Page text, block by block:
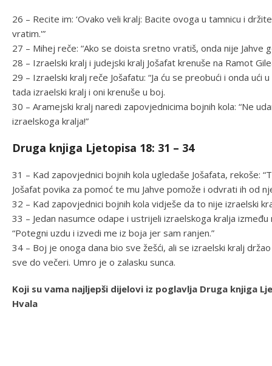
26 – Recite im: ‘Ovako veli kralj: Bacite ovoga u tamnicu i
vratim.'”
27 – Mihej reče: “Ako se doista sretno vratiš, onda nije Jahve
28 – Izraelski kralj i judejski kralj Jošafat krenuše na Ramot
29 – Izraelski kralj reče Jošafatu: “Ja ću se preobući i onda
tada izraelski kralj i oni krenuše u boj.
30 – Aramejski kralj naredi zapovjednicima bojnih kola: “Ne
izraelskoga kralja!”
Druga knjiga Ljetopisa 18: 31 – 34
31 – Kad zapovjednici bojnih kola ugledaše Jošafata, rekoše:
Jošafat povika za pomoć te mu Jahve pomože i odvrati ih od
32 – Kad zapovjednici bojnih kola vidješe da to nije izraelski
33 – Jedan nasumce odape i ustrijeli izraelskoga kralja
“Potegni uzdu i izvedi me iz boja jer sam ranjen.”
34 – Boj je onoga dana bio sve žešći, ali se izraelski kralj
sve do večeri. Umro je o zalasku sunca.
Koji su vama najljepši dijelovi iz poglavlja Druga knjiga
Hvala